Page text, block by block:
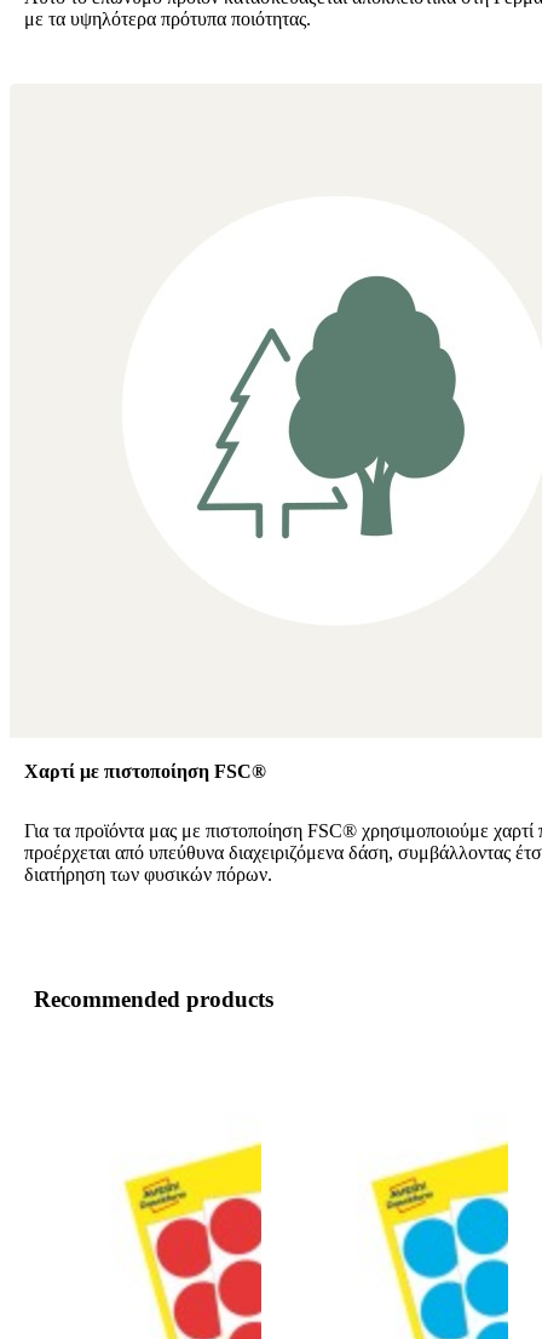
με τα υψηλότερα πρότυπα ποιότητας.
Χαρτί με πιστοποίηση FSC®
Για τα προϊόντα μας με πιστοποίηση FSC® χρησιμοποιούμε χαρτί
προέρχεται από υπεύθυνα διαχειριζόμενα δάση, συμβάλλοντας
διατήρηση των φυσικών πόρων.
Recommended products